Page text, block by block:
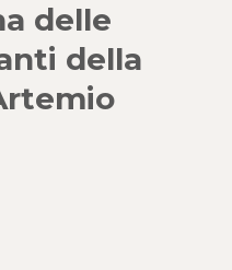
delle
della